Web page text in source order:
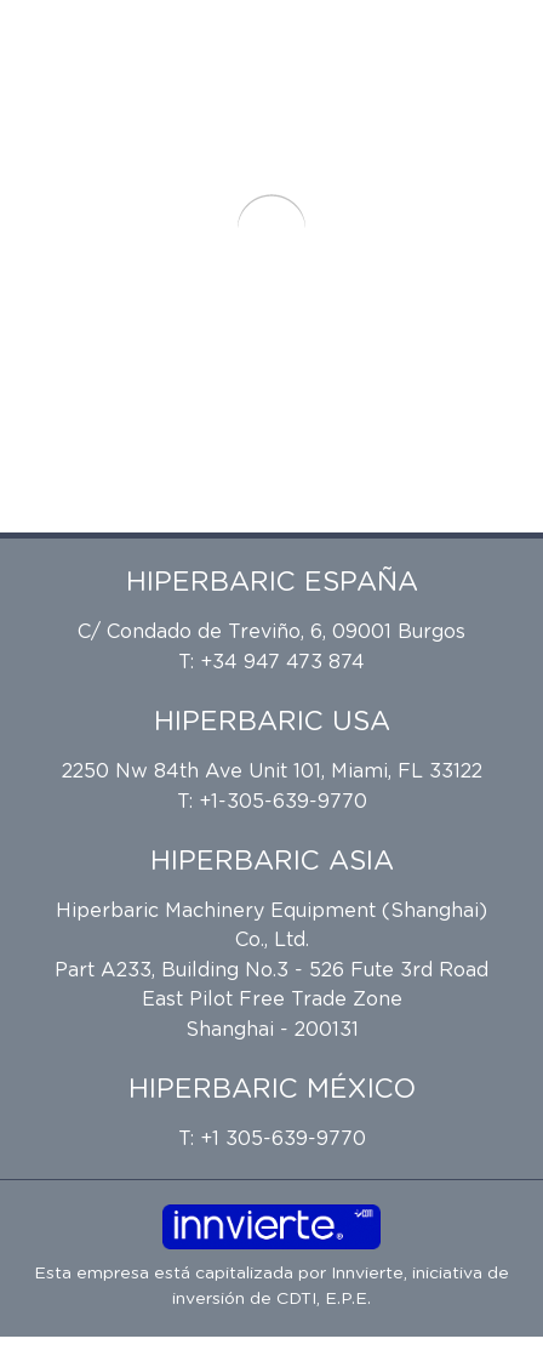
HIPERBARIC ESPAÑA
C/ Condado de Treviño, 6, 09001 Burgos
T: +34 947 473 874
HIPERBARIC USA
2250 Nw 84th Ave Unit 101, Miami, FL 33122
T: +1-305-639-9770
HIPERBARIC ASIA
Hiperbaric Machinery Equipment (Shanghai)
Co., Ltd.
Part A233, Building No.3 - 526 Fute 3rd Road
East Pilot Free Trade Zone
Shanghai - 200131
HIPERBARIC MÉXICO
T: +1 305-639-9770
Esta empresa está capitalizada por Innvierte , iniciativa de
inversión de CDTI, E.P.E.